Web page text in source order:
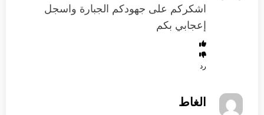
اشكركم على جهودكم الجبارة واسجل
إعجابي بكم
رد
الغاط